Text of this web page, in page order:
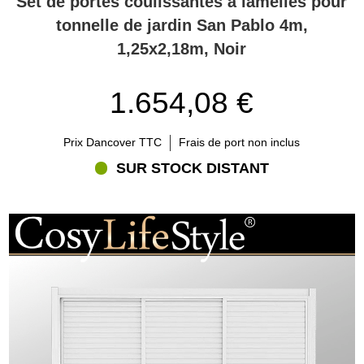
tonnelle de jardin San Pablo 4m,
1,25x2,18m, Noir
1.654,08 €
Prix Dancover TTC Frais de port non inclus
SUR STOCK DISTANT